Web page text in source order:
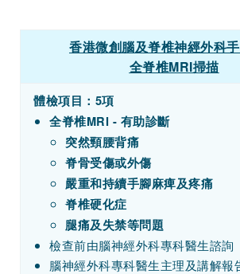
香港微創腦及脊椎神經外科
全脊椎MRI掃描
體檢項目：5項
全脊椎MRI - 有助診斷
突然頸腰背痛
脊骨受傷或外傷
嚴重和持續手腳麻痺及疼痛
脊椎硬化症
腿痛及失禁等問題
檢查前由腦神經外科專科醫生諮詢
腦神經外科專科醫生主理及講解報